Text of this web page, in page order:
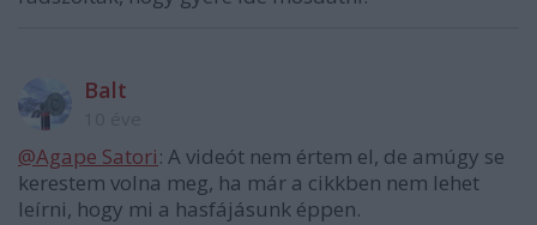
Balt
@Agape Satori: A videót nem értem el, de amúgy se
kerestem volna meg, ha már a cikkben nem lehet
leírni, hogy mi a hasfájásunk éppen.